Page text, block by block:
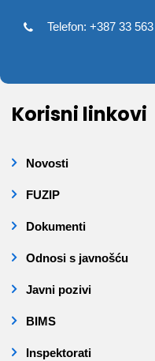
Telefon: +387 33
Korisni linkovi
Novosti
FUZIP
Dokumenti
Odnosi s javnošću
Javni pozivi
BIMS
Inspektorati